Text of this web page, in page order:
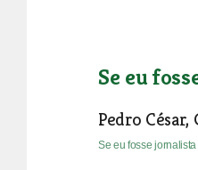
Se eu
Pedro
Se eu fosse jornalista